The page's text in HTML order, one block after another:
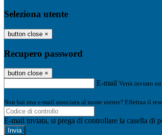
Seleziona utente
button close ×
Recupero password
button close ×
E-mail Verrà inviato
Non hai una e-mail associata al nome utente? Effettua il
E-mail inviata, si prega di controllare la casella di